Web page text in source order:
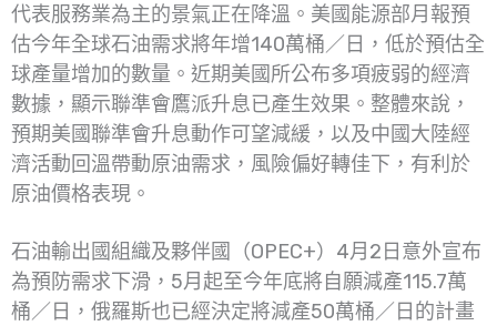
代表服務業為主的景氣正在降溫。美國能源部月報預
估今年全球石油需求將年增140萬桶／日，低於預估全
球產量增加的數量。近期美國所公布多項疲弱的經濟
數據，顯示聯準會鷹派升息已產生效果。整體來說，
預期美國聯準會升息動作可望減緩，以及中國大陸經
濟活動回溫帶動原油需求，風險偏好轉佳下，有利於
原油價格表現。
石油輸出國組織及夥伴國（OPEC+）4月2日意外宣布
為預防需求下滑，5月起至今年底將自願減產115.7萬
桶／日，俄羅斯也已經決定將減產50萬桶／日的計畫